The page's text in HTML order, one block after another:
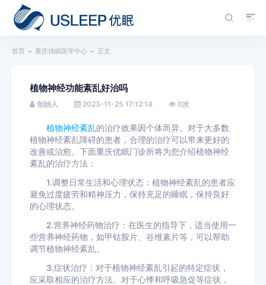
首页 重庆优眠医学中心 正文
植物神经功能紊乱好治吗
创始人 2023-11-25 17:12:14 0次
植物神经紊乱的治疗效果因个体而异。对于大多数
植物神经紊乱障碍的患者，合理的治疗可以带来更好的
改善或治愈。下面重庆优眠门诊所将为您介绍植物神经
紊乱的治疗方法：
1.调整日常生活和心理状态：植物神经紊乱的患者应
避免过度疲劳和精神压力，保持充足的睡眠，保持良好
的心理状态。
2.营养神经药物治疗：在医生的指导下，适当使用一
些营养神经药物，如甲钴胺片、谷维素片等，可以帮助
调节植物神经紊乱。
3.症状治疗：对于植物神经紊乱引起的特定症状，
应采取相应的治疗方法。对于心悸和呼吸急促等症状，